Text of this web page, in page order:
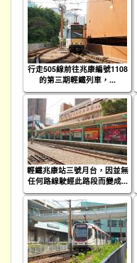
行走505線前往兆康編號1108
的第三期輕鐵列車，...
輕鐵兆康站三號月台，因並無
任何路線駛經此路段而變成...